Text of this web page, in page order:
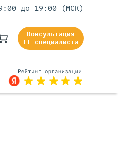
до 19:00 (МСК)
Консультация
IT специалиста